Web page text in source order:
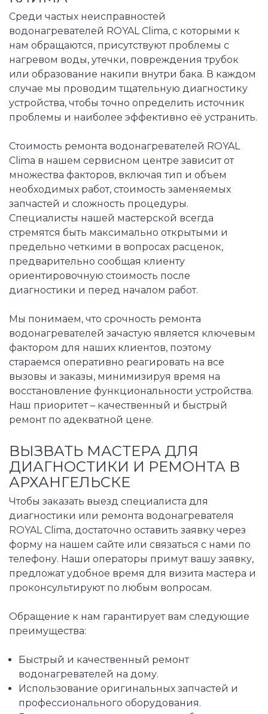
Среди частых неисправностей
водонагревателей ROYAL Clima, с которыми к
нам обращаются, присутствуют проблемы с
нагревом воды, утечки, повреждения трубок
или образование накипи внутри бака. В каждом
случае мы проводим тщательную диагностику
устройства, чтобы точно определить источник
проблемы и наиболее эффективно её устранить.
Стоимость ремонта водонагревателей ROYAL
Clima в нашем сервисном центре зависит от
множества факторов, включая тип и объем
необходимых работ, стоимость заменяемых
запчастей и сложность процедуры.
Специалисты нашей мастерской всегда
стремятся быть максимально открытыми и
предельно четкими в вопросах расценок,
предварительно сообщая клиенту
ориентировочную стоимость после
диагностики и перед началом работ.
Мы понимаем, что срочность ремонта
водонагревателей зачастую является ключевым
фактором для наших клиентов, поэтому
стараемся оперативно реагировать на все
вызовы и заказы, минимизируя время на
восстановление функциональности устройства.
Наш приоритет – качественный и быстрый
ремонт по адекватной цене.
ВЫЗВАТЬ МАСТЕРА ДЛЯ
ДИАГНОСТИКИ И РЕМОНТА В
АРХАНГЕЛЬСКЕ
Чтобы заказать выезд специалиста для
диагностики или ремонта водонагревателя
ROYAL Clima, достаточно оставить заявку через
форму на нашем сайте или связаться с нами по
телефону. Наши операторы примут вашу заявку,
предложат удобное время для визита мастера и
проконсультируют по любым вопросам.
Обращение к нам гарантирует вам следующие
преимущества:
Быстрый и качественный ремонт
водонагревателей на дому.
Использование оригинальных запчастей и
профессионального оборудования.